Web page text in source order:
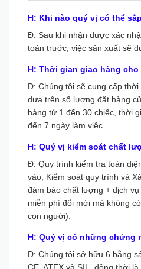
H: Khi nào quý vị có thể
Đ: Sau khi nhận được xác
toán trước, việc sản xuất sẽ
H: Thời gian giao hàng cho
Đ: Chúng tôi sẽ cung cấp
dựa trên số lượng đặt hàng
hàng từ 1 đến 30 chiếc, thời
đến 7 ngày làm việc.
H: Quý vị kiểm soát chất
Đ: Quy trình kiểm tra toàn
vào, Kiểm soát quy trình và
đảm bảo chất lượng + dịch
miễn phí đổi mới mà không
con người).
H: Quý vị có những chứng
Đ: Chúng tôi sở hữu 6 bằng